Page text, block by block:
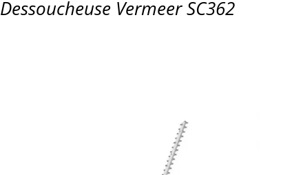
Dessoucheuse Vermeer SC362